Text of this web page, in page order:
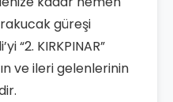
güreşi
“2. KIRKPINAR”
ve ileri gelenlerinin